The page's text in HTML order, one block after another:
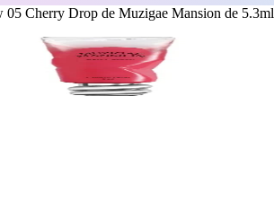
Cherry Drop de Muzigae Mansion de 5.3ml